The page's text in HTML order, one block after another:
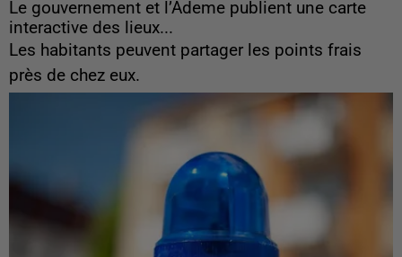
Le gouvernement et l’Ademe publient une carte
interactive des lieux...
Les habitants peuvent partager les points frais
près de chez eux.